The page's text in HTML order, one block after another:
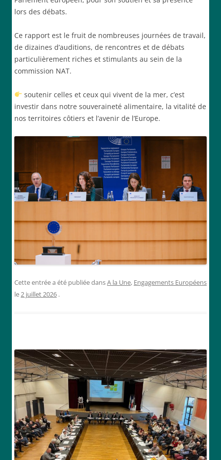
lors des débats.
Ce rapport est le fruit de nombreuses journées de travail,
de dizaines d’auditions, de rencontres et de débats
particulièrement riches et stimulants au sein de la
commission NAT.
soutenir celles et ceux qui vivent de la mer, c’est
investir dans notre souveraineté alimentaire, la vitalité de
nos territoires côtiers et l’avenir de l’Europe.
Cette entrée a été publiée dansA la Une, Engagements Européens
le2 juillet 2026 .